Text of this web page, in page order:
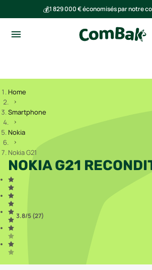
💰1 829 000 € économisés par notre
Home
Smartphone
Nokia
Nokia G21
NOKIA G21
3.8/5 (27)